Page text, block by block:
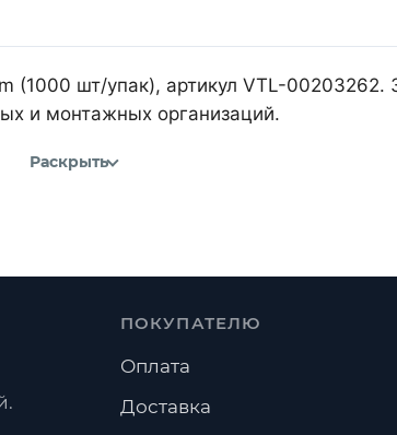
(1000 шт/упак), артикул VTL-
и монтажных организаций.
Раскрыть
ПОКУПАТЕЛЮ
Оплата
Доставка